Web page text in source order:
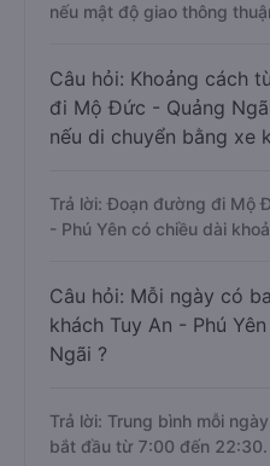
nếu mật độ giao thông
Câu hỏi: Khoảng cách
đi Mộ Đức - Quảng
nếu di chuyển bằng xe
Trả lời: Đoạn đường đi Mộ
- Phú Yên có chiều dài
Câu hỏi: Mỗi ngày có
khách Tuy An - Phú
Ngãi ?
Trả lời: Trung bình mỗi
bắt đầu từ 7:00 đến 22:30.